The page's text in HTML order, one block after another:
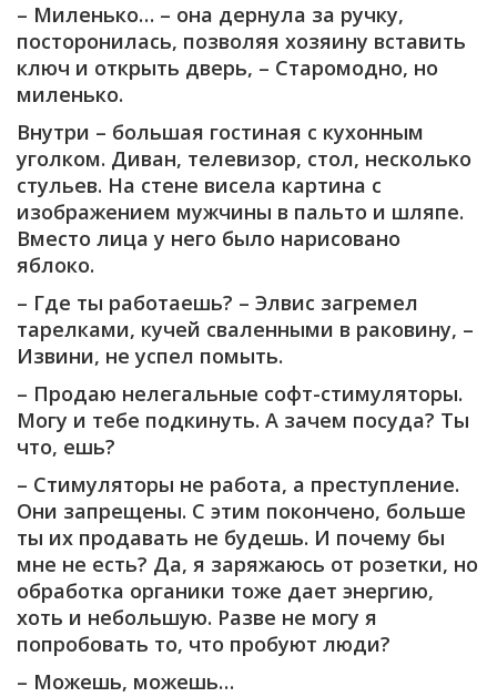
– Миленько… – она дернула за ручку,
посторонилась, позволяя хозяину вставить
ключ и открыть дверь, – Старомодно, но
миленько.
Внутри – большая гостиная с кухонным
уголком. Диван, телевизор, стол, несколько
стульев. На стене висела картина с
изображением мужчины в пальто и шляпе.
Вместо лица у него было нарисовано
яблоко.
– Где ты работаешь? – Элвис загремел
тарелками, кучей сваленными в раковину, –
Извини, не успел помыть.
– Продаю нелегальные софт-стимуляторы.
Могу и тебе подкинуть. А зачем посуда? Ты
что, ешь?
– Стимуляторы не работа, а преступление.
Они запрещены. С этим покончено, больше
ты их продавать не будешь. И почему бы
мне не есть? Да, я заряжаюсь от розетки, но
обработка органики тоже дает энергию,
хоть и небольшую. Разве не могу я
попробовать то, что пробуют люди?
– Можешь, можешь…